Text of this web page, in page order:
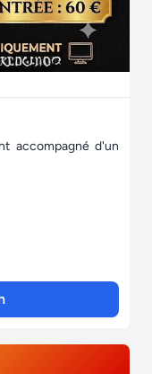
accompagné d'un